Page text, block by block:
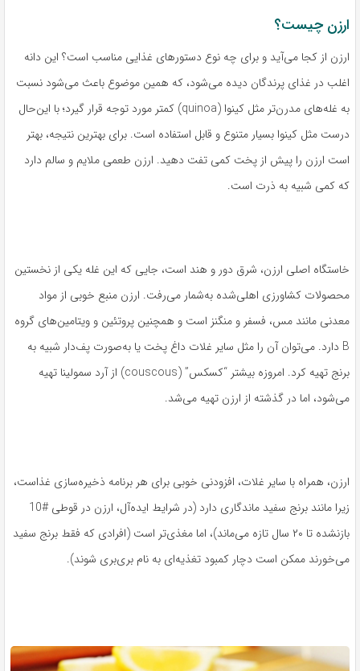
ارزن چیست؟
ارزن از کجا می‌آید و برای چه نوع دستورهای غذایی مناسب است؟ این دانه
اغلب در غذای پرندگان دیده می‌شود، که همین موضوع باعث می‌شود نسبت
به غله‌های مدرن‌تر مثل کینوا (quinoa) کمتر مورد توجه قرار گیرد؛ با این‌حال
درست مثل کینوا بسیار متنوع و قابل استفاده است. برای بهترین نتیجه، بهتر
است ارزن را پیش از پخت کمی تفت دهید. ارزن طعمی ملایم و سالم دارد
که کمی شبیه به ذرت است.
خاستگاه اصلی ارزن، شرق دور و هند است، جایی که این غله یکی از نخستین
محصولات کشاورزی اهلی‌شده به‌شمار می‌رفت. ارزن منبع خوبی از مواد
معدنی مانند مس، فسفر و منگنز است و همچنین پروتئین و ویتامین‌های گروه
B دارد. می‌توان آن را مثل سایر غلات داغ پخت یا به‌صورت پف‌دار شبیه به
برنج تهیه کرد. امروزه بیشتر “کسکس” (couscous) از آرد سمولینا تهیه
می‌شود، اما در گذشته از ارزن تهیه می‌شد.
ارزن، همراه با سایر غلات، افزودنی خوبی برای هر برنامه ذخیره‌سازی غذاست،
زیرا مانند برنج سفید ماندگاری دارد (در شرایط ایده‌آل، ارزن در قوطی #10
بازنشده تا ۲۰ سال تازه می‌ماند)، اما مغذی‌تر است (افرادی که فقط برنج سفید
می‌خورند ممکن است دچار کمبود تغذیه‌ای به نام بری‌بری شوند).